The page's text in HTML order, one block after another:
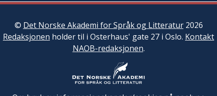
© Det Norske Akademi for Språk og Litteratur2026
Redaksjonen holder til i Osterhaus' gate 27 i Oslo. Kontakt
NAOB-redaksjonen.